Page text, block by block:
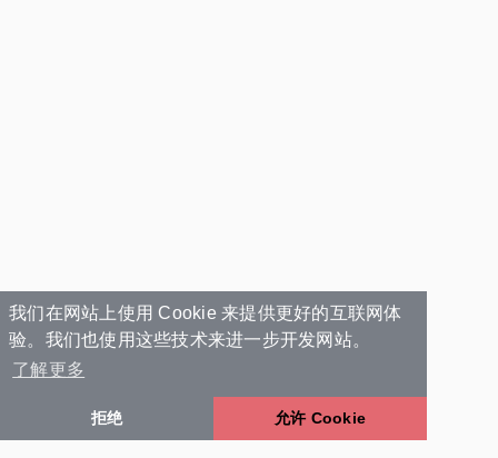
我们在网站上使用 Cookie 来提供更好的互联网体
验。我们也使用这些技术来进一步开发网站。
了解更多
拒绝 允许 Cookie